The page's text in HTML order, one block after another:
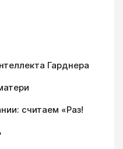
Гарднера
считаем «Раз!